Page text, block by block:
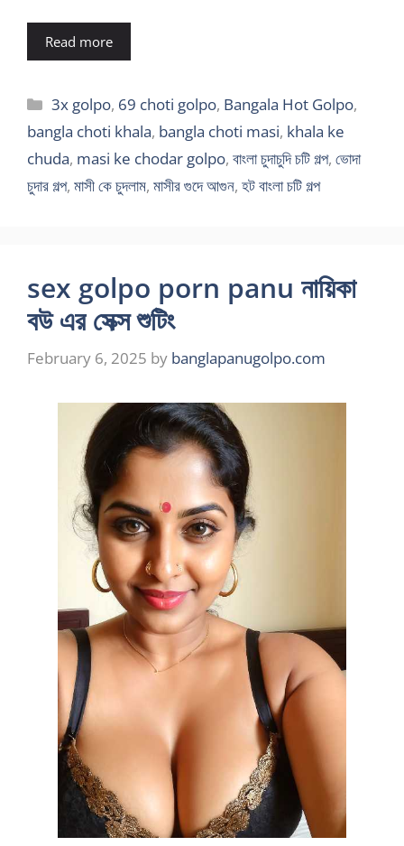
Read more
Categories
3x golpo, 69 choti golpo, Bangala Hot Golpo,
bangla choti khala, bangla choti masi, khala ke
chuda, masi ke chodar golpo, বাংলা চুদাচুদি চটি গল্প, ভোদা
চুদার গল্প, মাসী কে চুদলাম, মাসীর গুদে আগুন, হট বাংলা চটি গল্প
sex golpo porn panu নায়িকা
বউ এর সেক্স শুটিং
February 6, 2025 by banglapanugolpo.com